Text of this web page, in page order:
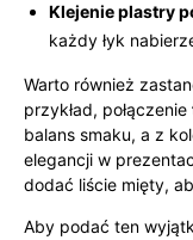
Klejenie plastry
każdy łyk
Warto również
przykład, połączenie
balans smaku, a z
elegancji w
dodać liście mięty,
Aby podać ten